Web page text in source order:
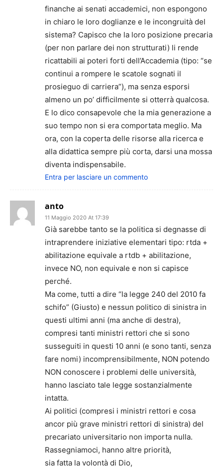
finanche ai senati accademici, non espongono
in chiaro le loro doglianze e le incongruità del
sistema? Capisco che la loro posizione precaria
(per non parlare dei non strutturati) li rende
ricattabili ai poteri forti dell’Accademia (tipo: “se
continui a rompere le scatole sognati il
prosieguo di carriera”), ma senza esporsi
almeno un po’ difficilmente si otterrà qualcosa.
E lo dico consapevole che la mia generazione a
suo tempo non si era comportata meglio. Ma
ora, con la coperta delle risorse alla ricerca e
alla didattica sempre più corta, darsi una mossa
diventa indispensabile.
Entra per lasciare un commento
anto
11 Maggio 2020 At 17:39
Già sarebbe tanto se la politica si degnasse di
intraprendere iniziative elementari tipo: rtda +
abilitazione equivale a rtdb + abilitazione,
invece NO, non equivale e non si capisce
perché.
Ma come, tutti a dire “la legge 240 del 2010 fa
schifo” (Giusto) e nessun politico di sinistra in
questi ultimi anni (ma anche di destra),
compresi tanti ministri rettori che si sono
susseguiti in questi 10 anni (e sono tanti, senza
fare nomi) incomprensibilmente, NON potendo
NON conoscere i problemi delle università,
hanno lasciato tale legge sostanzialmente
intatta.
Ai politici (compresi i ministri rettori e cosa
ancor più grave ministri rettori di sinistra) del
precariato universitario non importa nulla.
Rassegniamoci, hanno altre priorità,
sia fatta la volontà di Dio,